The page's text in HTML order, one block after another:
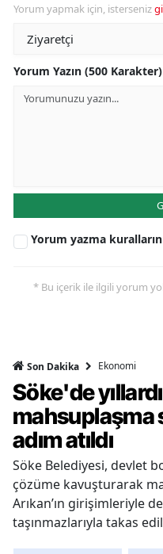
Yorum yapmak için, isterseniz
Yorum Yazın (500 Karakter)
Yorum yazma
* Bu içerik ile ilgili yorum
Son Dakika Ekonomi
Söke'de
mahsuplaşma
adım atıldı
Söke Belediyesi, devlet
çözüme kavuşturarak
Arıkan’ın girişimleriyle
taşınmazlarıyla takas